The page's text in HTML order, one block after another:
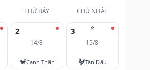
THỨ BẢY CHỦ NHẬT
2
14/8
🐒Canh Thân
⭐
3
15/8
🐓Tân Dậu